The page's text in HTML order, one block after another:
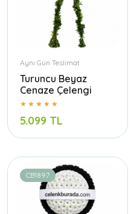
Aynı Gün Teslimat
Turuncu Beyaz
Cenaze Çelengi
5.099 TL
CB1897